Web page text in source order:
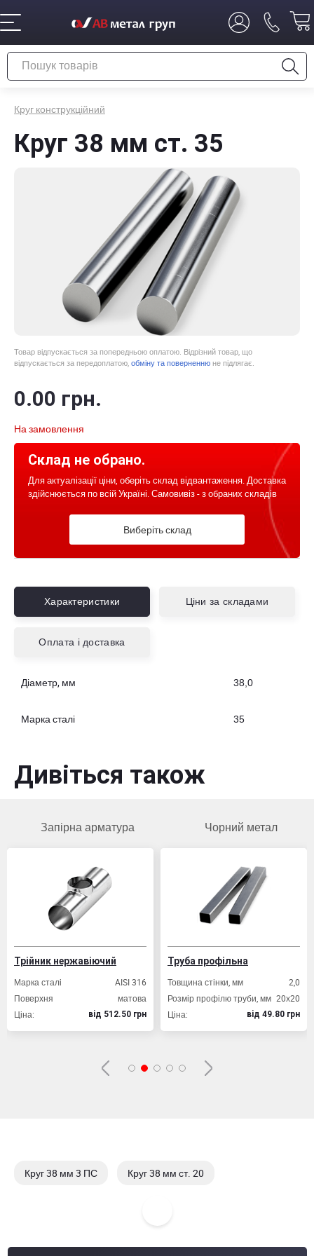
Круг конструкційний
Круг 38 мм ст. 35
Товар відпускається за попередньою оплатою. Відрізний товар, що
відпускається за передоплатою, обміну та поверненню не підлягає.
0.00 грн.
На замовлення
Склад не обрано.
Для актуалізації ціни, оберіть склад відвантаження. Доставка
здійснюється по всій Україні. Самовивіз - з обраних складів
Виберіть склад
Характеристики Ціни за складами
Оплата і доставка
Діаметр, мм 38,0
Марка сталі 35
Дивіться також
Запірна арматура
Трійник нержавіючий
Марка сталі
AISI 316
Поверхня
матова
Ціна:
вiд 512.50 грн
Чорний метал
Труба профільна
Товщина стінки, мм
2,0
Розмір профілю труби, мм 20х20
Ціна:
вiд 49.80 грн
Круг 38 мм 3 ПС Круг 38 мм ст. 20